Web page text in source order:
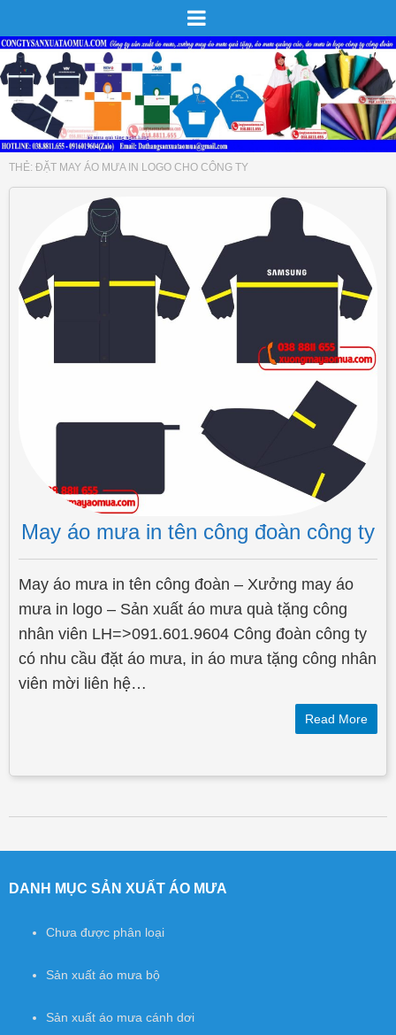
DANH MỤC SẢN XUẤT ÁO MƯA
Chưa được phân loại
Sản xuất áo mưa bộ
Sản xuất áo mưa cánh dơi
THẺ: ĐẶT MAY ÁO MƯA IN LOGO CHO CÔNG TY
May áo mưa in tên công đoàn công ty
May áo mưa in tên công đoàn – Xưởng may áo
mưa in logo – Sản xuất áo mưa quà tặng công
nhân viên LH=>091.601.9604 Công đoàn công ty
có nhu cầu đặt áo mưa, in áo mưa tặng công nhân
viên mời liên hệ…
Read More
Post navigation